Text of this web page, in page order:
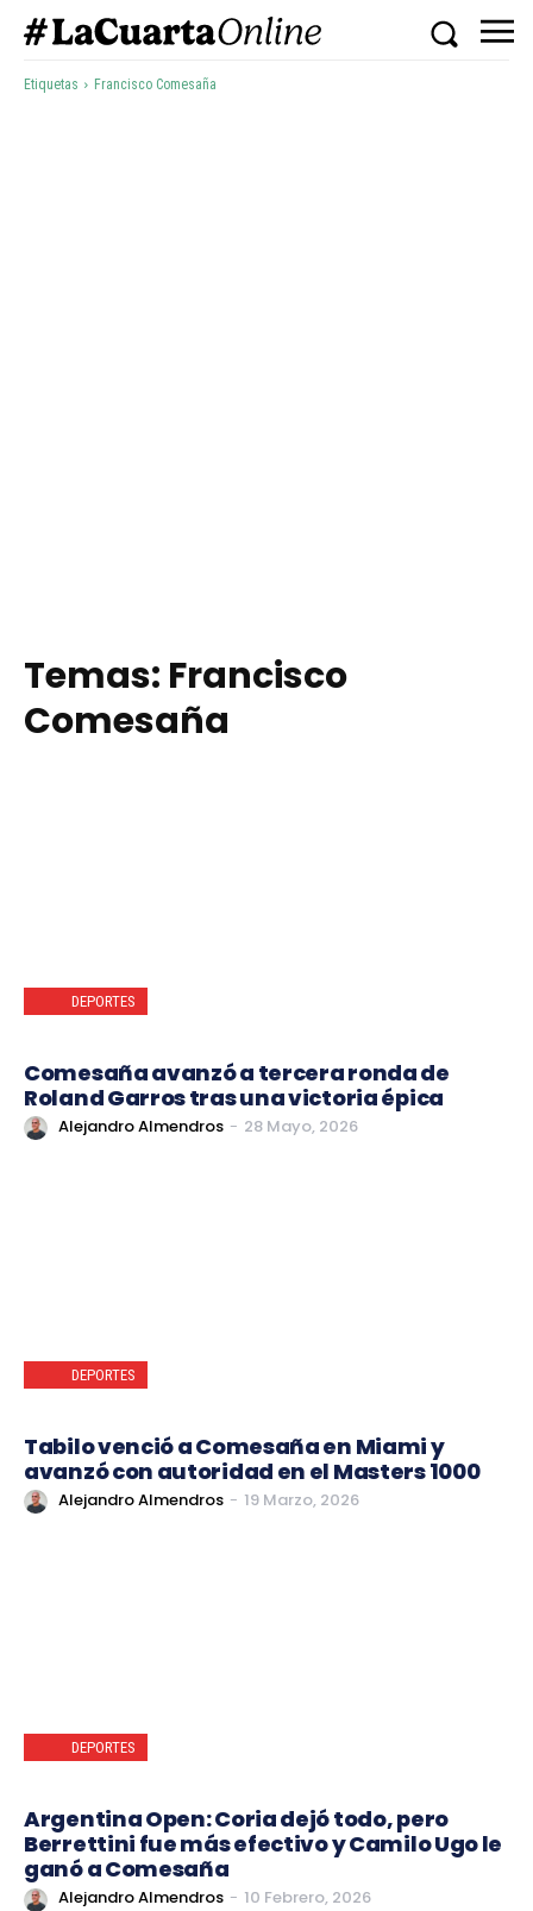
Etiquetas Francisco Comesaña
Temas: Francisco
Comesaña
DEPORTES
Comesaña avanzó a tercera ronda de
Roland Garros tras una victoria épica
Alejandro Almendros - 28 Mayo, 2026
DEPORTES
Tabilo venció a Comesaña en Miami y
avanzó con autoridad en el Masters 1000
Alejandro Almendros - 19 Marzo, 2026
DEPORTES
Argentina Open: Coria dejó todo, pero
Berrettini fue más efectivo y Camilo Ugo le
ganó a Comesaña
Alejandro Almendros - 10 Febrero, 2026